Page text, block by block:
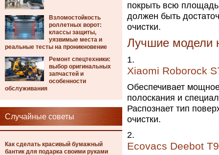
Взломостойкость
роллетных ворот:
классы защиты,
уязвимые места и
реальные тесты на проникновение
Ремонт спецтехники:
выбор оригинальных
запчастей и
особенности
обслуживания
Случайные советы
Как сделать красивый бумажный
бантик для подарка своими руками
покрыть всю
должен быть
очистки.
Лучшие модели
Xiaomi Roborock
Обеспечивает
полоскания и
Распознает тип
очистки.
Ecovacs Deebot